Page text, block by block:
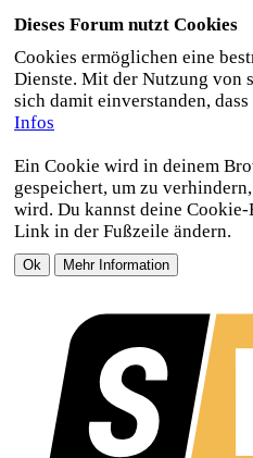
Dieses Forum nutzt Cookies
Cookies ermöglichen eine
Dienste. Mit der Nutzung von
sich damit einverstanden,
Infos
Ein Cookie wird in deinem
gespeichert, um zu
wird. Du kannst deine
Link in der Fußzeile ändern.